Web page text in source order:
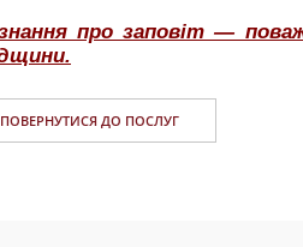
про заповіт —
ПОВЕРНУТИСЯ ДО ПОСЛУГ